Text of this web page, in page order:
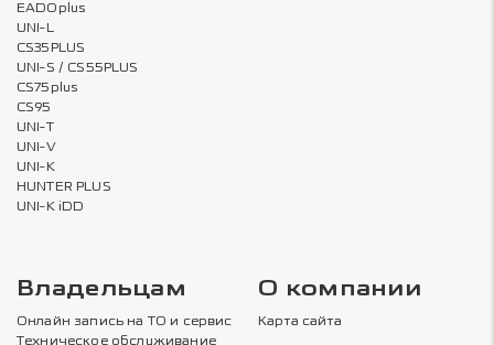
EADOplus
UNI-L
CS35PLUS
UNI-S / CS55PLUS
CS75plus
CS95
UNI-T
UNI-V
UNI-K
HUNTER PLUS
UNI-K iDD
Владельцам
Онлайн запись на ТО и сервис
Техническое обслуживание
О компании
Карта сайта